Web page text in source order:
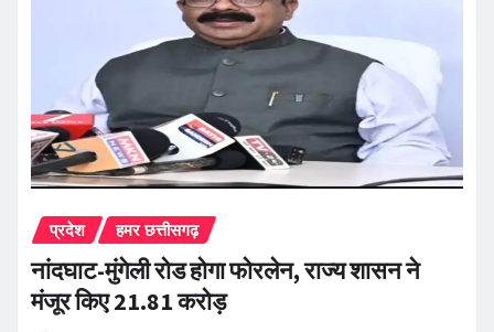
प्रदेश हमर छत्तीसगढ़
नांदघाट-मुंगेली रोड होगा फोरलेन, राज्य शासन ने
मंजूर किए 21.81 करोड़